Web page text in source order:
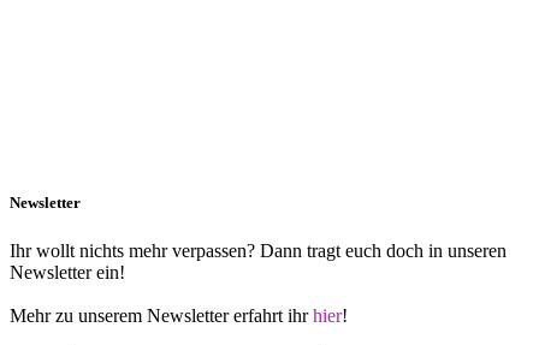
Newsletter
Ihr wollt nichts mehr verpassen? Dann tragt euch doch in unseren
Newsletter ein!
Mehr zu unserem Newsletter erfahrt ihrhier!